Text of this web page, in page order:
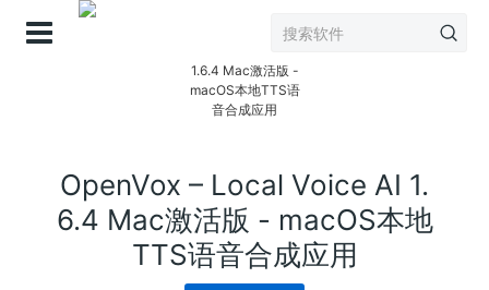
OpenVox – Local Voice AI 1.
6.4 Mac激活版 - macOS本地
TTS语音合成应用